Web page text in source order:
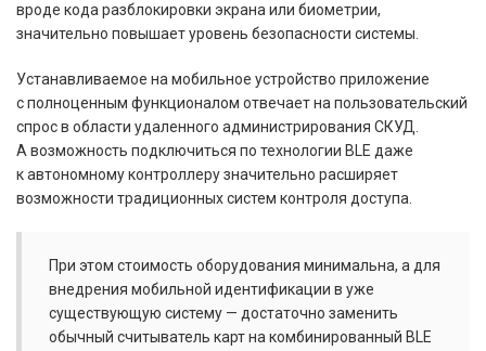
вроде кода разблокировки экрана или биометрии,
значительно повышает уровень безопасности системы.
Устанавливаемое на мобильное устройство приложение
с полноценным функционалом отвечает на пользовательский
спрос в области удаленного администрирования СКУД.
А возможность подключиться по технологии BLE даже
к автономному контроллеру значительно расширяет
возможности традиционных систем контроля доступа.
При этом стоимость оборудования минимальна, а для
внедрения мобильной идентификации в уже
существующую систему — достаточно заменить
обычный считыватель карт на комбинированный BLE